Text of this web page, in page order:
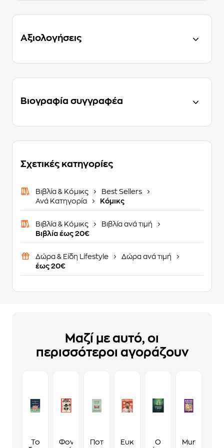
Αξιολογήσεις
Βιογραφία συγγραφέα
Σχετικές κατηγορίες
Βιβλία & Κόμικς
Best Sellers
Ανά Κατηγορία
Κόμικς
Βιβλία & Κόμικς
Βιβλία ανά τιμή
Βιβλία έως 20€
Δώρα & Είδη Lifestyle
Δώρα ανά τιμή
έως 20€
Μαζί με αυτό, οι
περισσότεροι αγοράζουν
Το
Φονικά
Ποτέ
Ευκολάκι
Ο
Murdoku